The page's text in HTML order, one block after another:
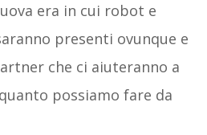
era in cui robot e
presenti ovunque e
che ci aiuteranno a
possiamo fare da